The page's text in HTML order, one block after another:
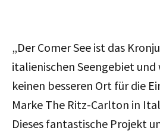
„Der Comer See ist das
italienischen Seengebiet und
keinen besseren Ort für die
Marke The Ritz-Carlton in
Dieses fantastische Projekt